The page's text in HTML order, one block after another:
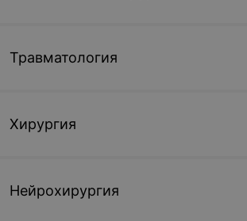
Травматология
Хирургия
Нейрохирургия